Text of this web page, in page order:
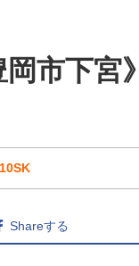
岡市下
10SK
Shareする